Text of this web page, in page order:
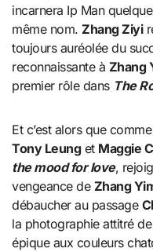
incarnera Ip Man
même nom.Zhang Ziyi
toujours auréolée du
reconnaissante à Zhang
premier rôle dans The
Et c’est alors que
Tony Leunget Maggie
the mood for love,
vengeance de Zhang
débaucher au passage
la photographie attitré
épique aux couleurs